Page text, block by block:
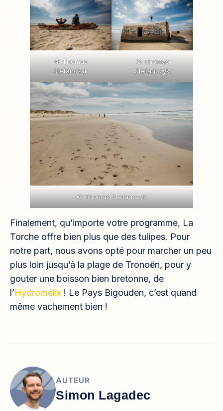
© Thomas
Stefanczyk
© Thomas
Stefanczyk
© Thomas Stefanczyk
Finalement, qu’importe votre programme, La
Torche offre bien plus que des tulipes. Pour
notre part, nous avons opté pour marcher un peu
plus loin jusqu’à la plage de Tronoën, pour y
gouter une boisson bien bretonne, de
l’Hydromélix ! Le Pays Bigouden, c’est quand
même vachement bien !
AUTEUR
Simon Lagadec